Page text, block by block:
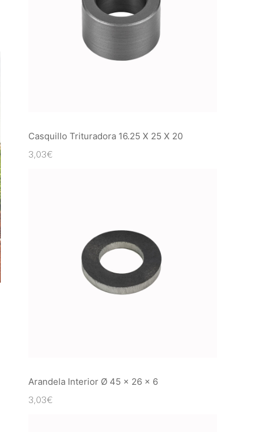
Casquillo Trituradora 16.25 X 25 X 20
3,03€
Arandela Interior Ø 45 x 26 x 6
3,03€